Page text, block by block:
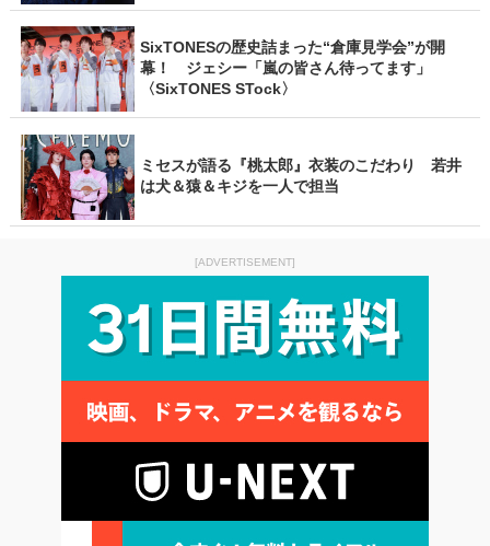
SixTONESの歴史詰まった“倉庫見学会”が開
幕！ ジェシー「嵐の皆さん待ってます」
〈SixTONES STock〉
ミセスが語る『桃太郎』衣装のこだわり 若井
は犬＆猿＆キジを一人で担当
[ADVERTISEMENT]